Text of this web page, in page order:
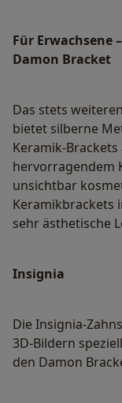
Für Erwachsene
Damon Bracket
Das stets
bietet silberne
Keramik-
hervorragendem
unsichtbar
Keramikbrackets
sehr ästhetische
Insignia
Die Insignia-
3D-Bildern
den Damon